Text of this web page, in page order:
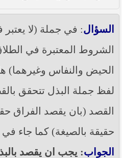
السؤال: في جملة (لا
الشروط المعتبرة في
الحيض والنفاس
لفظ جملة البذل تتحقق
القصد (بان يقصد الفراق
حقيقة بالصيغة) كما جاء
الجواب: يجب ان يقصد